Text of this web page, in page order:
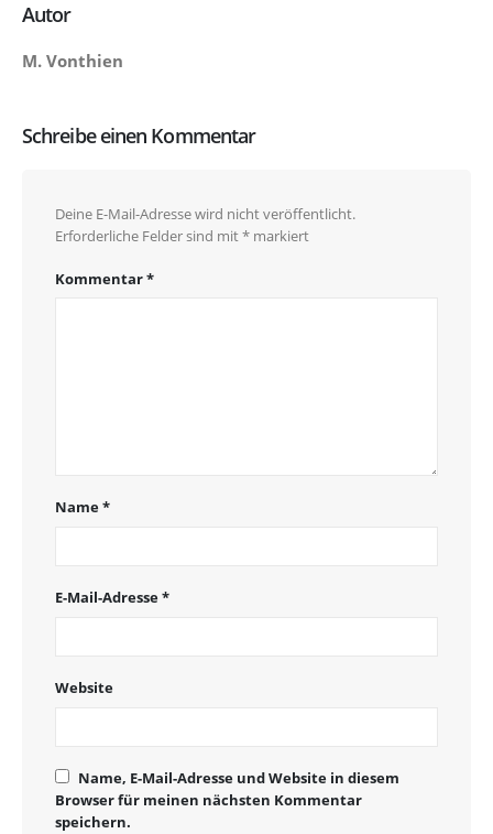
Autor
M. Vonthien
Schreibe einen Kommentar
Deine E-Mail-Adresse wird nicht veröffentlicht.
Erforderliche Felder sind mit* markiert
Kommentar*
Name*
E-Mail-Adresse*
Website
Name, E-Mail-Adresse und Website in diesem
Browser für meinen nächsten Kommentar
speichern.